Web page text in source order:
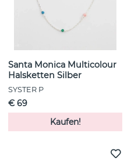
Santa Monica Multicolour
Halsketten Silber
SYSTER P
€ 69
Kaufen!